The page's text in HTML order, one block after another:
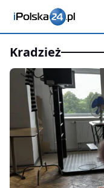
kradzież